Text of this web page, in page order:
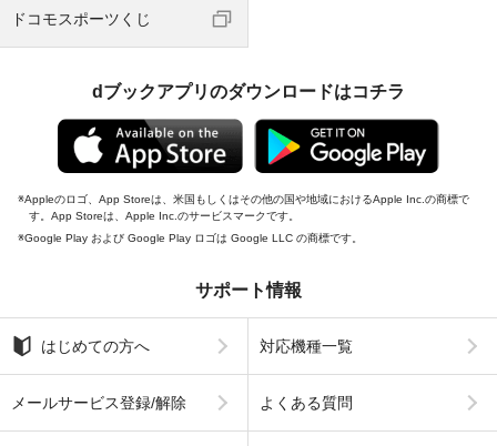
ドコモスポーツくじ
dブックアプリのダウンロードはコチラ
Appleのロゴ、App Storeは、米国もしくはその他の国や地域におけるApple Inc.の商標で
す。App Storeは、Apple Inc.のサービスマークです。
Google Play および Google Play ロゴは Google LLC の商標です。
サポート情報
はじめての方へ 対応機種一覧
メールサービス登録/解除 よくある質問